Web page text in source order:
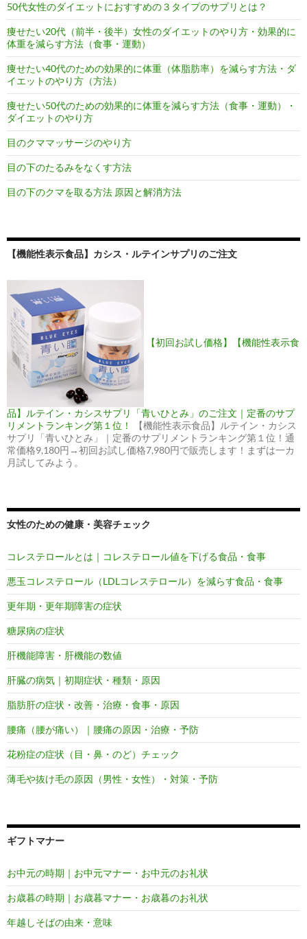
50代女性のダイエットにおすすめの３タイプのサプリとは？
痩せたい20代（前半・後半）女性のダイエットのやり方・効果的に
体重を減らす方法（食事・運動）
痩せたい40代のための効果的に体重（体脂肪率）を減らす方法・ダ
イエットのやり方（方法）
痩せたい50代のための効果的に体重を減らす方法（食事・運動）・
ダイエットのやり方
目のクママッサージのやり方
目の下のたるみをなくす方法
目の下のクマを取る方法 原因と解消方法
【機能性表示食品】カシス・ルテインサプリのご注文
【初回お試し価格】【機能性表示食
品】ルテイン・カシスサプリ「青いひとみ」のご注文｜定番のサプ
リメントランキング第１位！
【機能性表示食品】ルテイン・カシス
サプリ「青いひとみ」｜定番のサプリメントランキング第１位！通
常価格9,180円→初回お試し価格7,980円で販売します！まずは一カ
月試してみよう。
女性のための健康・美容チェック
コレステロールとは｜コレステロール値を下げる食品・食事
悪玉コレステロール（LDLコレステロール）を減らす食品・食事
更年期・更年期障害の症状
糖尿病の症状
肝機能障害・肝機能の数値
肝臓の病気｜初期症状・種類・原因
脂肪肝の症状・改善・治療・食事・原因
腰痛（腰が痛い）｜腰痛の原因・治療・予防
花粉症の症状（目・鼻・のど）チェック
薄毛や抜け毛の原因（男性・女性）・対策・予防
ギフトマナー
お中元の時期｜お中元マナー・お中元のお礼状
お歳暮の時期｜お歳暮マナー・お歳暮のお礼状
年越しそばの由来・意味